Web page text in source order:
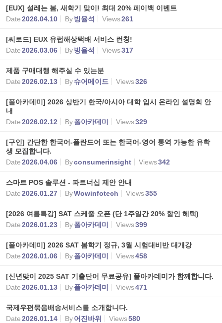
[EUX] 설레는 봄, 새학기 맞이! 최대 20% 페이백 이벤트
Date2026.04.10 By빙율석 Views261
[씨로드] EUX 유럽해상택배 서비스 런칭!
Date2026.03.06 By빙율석 Views317
제품 구매대행 해주실 수 있는분
Date2026.02.13 By슈어메이드 Views326
[폴아카데미] 2026 상반기 한국/아시아 대학 입시 온라인 설명회 안
내
Date2026.02.12 By폴아카데미 Views329
[구인] 간단한 한국어-폴란드어 또는 한국어-영어 통역 가능한 유학
생 모집합니다.
Date2026.04.06 Byconsumerinsight Views342
스마트 POS 솔루션 - 파트너십 제안 안내
Date2026.01.27 ByWowinfotech Views355
[2026 여름특강] SAT 스케줄 오픈 (단 1주일간 20% 할인 혜택)
Date2026.01.23 By폴아카데미 Views399
[폴아카데미] 2026 SAT 봄학기 정규, 3월 시험대비반 대개강
Date2026.01.06 By폴아카데미 Views458
[신년맞이 2025 SAT 기출단어 무료공유] 폴아카데미가 함께합니다.
Date2026.01.13 By폴아카데미 Views471
국제우편묶음배송서비스를 소개합니다.
Date2026.01.14 By어진바위 Views580